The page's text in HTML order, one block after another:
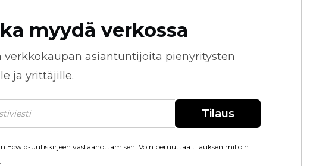
myydä verkossa
verkkokaupan asiantuntijoita pienyritysten
ja yrittäjille.
Tilaus
Ecwid-uutiskirjeen vastaanottamisen. Voin peruuttaa tilauksen milloin